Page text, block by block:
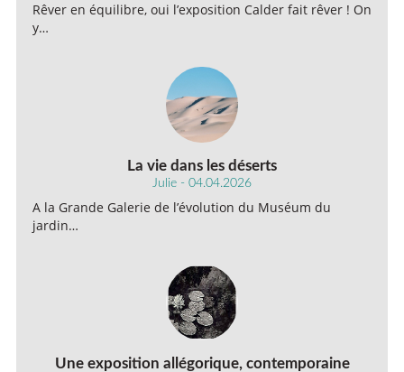
Rêver en équilibre, oui l’exposition Calder fait rêver ! On
y…
La vie dans les déserts
Julie - 04.04.2026
A la Grande Galerie de l’évolution du Muséum du
jardin…
Une exposition allégorique, contemporaine